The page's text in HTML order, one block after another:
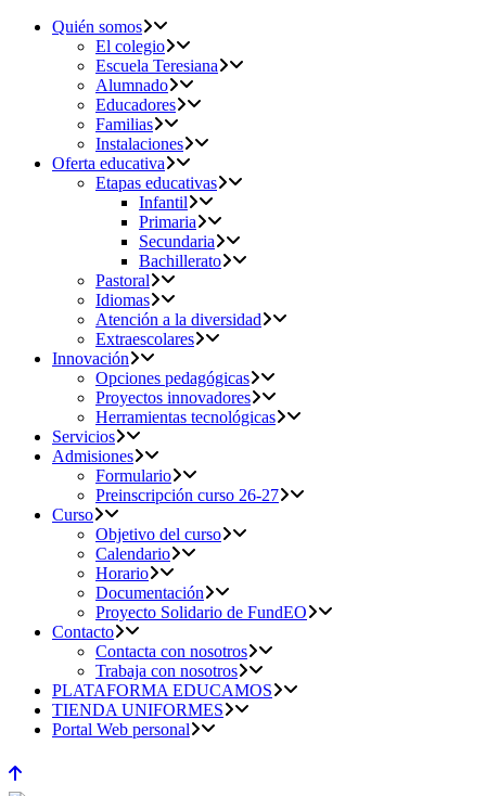
Quién somos
El colegio
Escuela Teresiana
Alumnado
Educadores
Familias
Instalaciones
Oferta educativa
Etapas educativas
Infantil
Primaria
Secundaria
Bachillerato
Pastoral
Idiomas
Atención a la diversidad
Extraescolares
Innovación
Opciones pedagógicas
Proyectos innovadores
Herramientas tecnológicas
Servicios
Admisiones
Formulario
Preinscripción curso 26-27
Curso
Objetivo del curso
Calendario
Horario
Documentación
Proyecto Solidario de FundEO
Contacto
Contacta con nosotros
Trabaja con nosotros
PLATAFORMA EDUCAMOS
TIENDA UNIFORMES
Portal Web personal